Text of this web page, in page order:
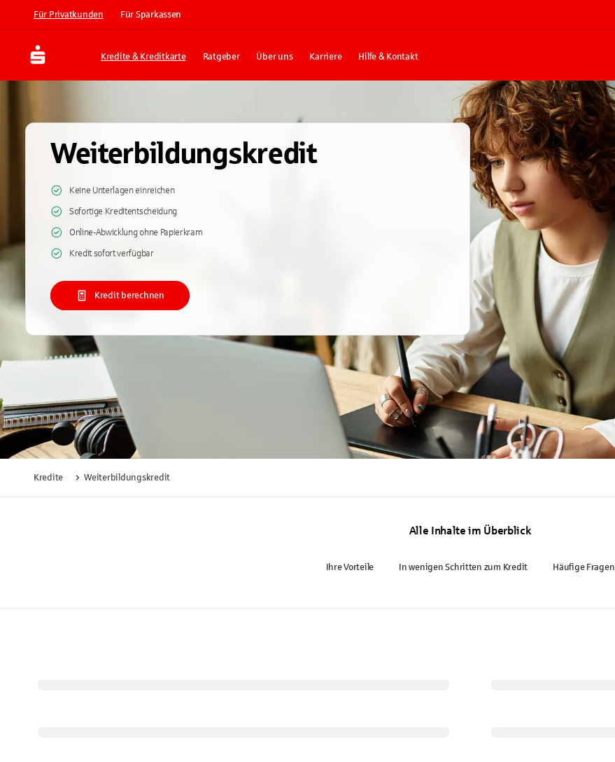
Für Privatkunden Für Sparkassen
Kredite & Kreditkarte Ratgeber Über uns Karriere Hilfe & Kontakt
Weiterbildungskredit
Keine Unterlagen einreichen
Sofortige Kreditentscheidung
Online-Abwicklung ohne Papierkram
Kredit sofort verfügbar
Kredit berechnen
Kredite Weiterbildungskredit
Alle Inhalte im Überblick
Ihre Vorteile In wenigen Schritten zum Kredit Häufige Fragen